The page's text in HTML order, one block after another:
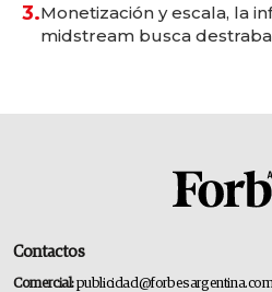
3.Monetización y escala, la
midstream busca
Contactos
Comercial:publicidad@forbesargentina.com